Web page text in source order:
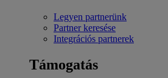
Legyen partnerünk
Partner keresése
Integrációs partnerek
Támogatás